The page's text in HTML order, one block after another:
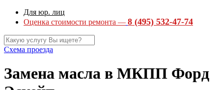
Для юр. лиц
Оценка стоимости ремонта — 8 (495) 532-47-74
Схема проезда
Замена масла в МКПП Форд